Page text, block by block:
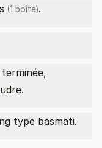
(1 boîte).
type basmati.